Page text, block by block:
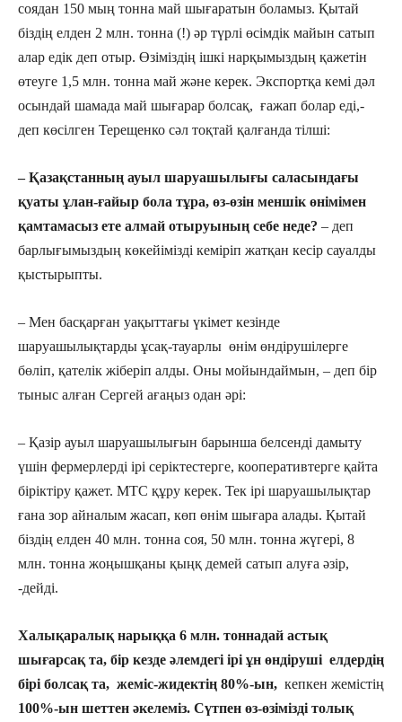
соядан 150 мың тонна май шығаратын боламыз. Қытай
біздің елден 2 млн. тонна (!) әр түрлі өсімдік майын сатып
алар едік деп отыр. Өзіміздің ішкі нарқымыздың қажетін
өтеуге 1,5 млн. тонна май және керек. Экспортқа кемі дәл
осындай шамада май шығарар болсақ, ғажап болар еді,-
деп көсілген Терещенко сәл тоқтай қалғанда тілші:
– Қазақстанның ауыл шаруашылығы саласындағы
қуаты ұлан-ғайыр бола тұра, өз-өзін меншік өнімімен
қамтамасыз ете алмай отыруының себе неде? – деп
барлығымыздың көкейімізді кеміріп жатқан кесір сауалды
қыстырыпты.
– Мен басқарған уақыттағы үкімет кезінде
шаруашылықтарды ұсақ-тауарлы өнім өндірушілерге
бөліп, қателік жіберіп алды. Оны мойындаймын, – деп бір
тыныс алған Сергей ағаңыз одан әрі:
– Қазір ауыл шаруашылығын барынша белсенді дамыту
үшін фермерлерді ірі серіктестерге, кооперативтерге қайта
біріктіру қажет. МТС құру керек. Тек ірі шаруашылықтар
ғана зор айналым жасап, көп өнім шығара алады. Қытай
біздің елден 40 млн. тонна соя, 50 млн. тонна жүгері, 8
млн. тонна жоңышқаны қыңқ демей сатып алуға әзір,
-дейді.
Халықаралық нарыққа 6 млн. тоннадай астық
шығарсақ та, бір кезде әлемдегі ірі ұн өндіруші елдердің
бірі болсақ та, жеміс-жидектің 80%-ын, кепкен жемістің
100%-ын шеттен әкелеміз. Сүтпен өз-өзімізді толық